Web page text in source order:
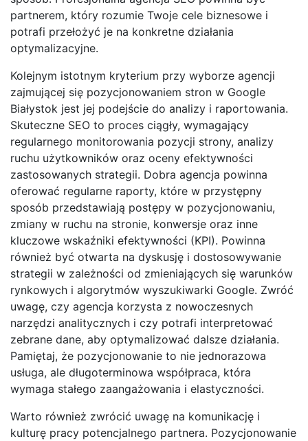
partnerem, który rozumie Twoje cele biznesowe i
potrafi przełożyć je na konkretne działania
optymalizacyjne.
Kolejnym istotnym kryterium przy wyborze agencji
zajmującej się pozycjonowaniem stron w Google
Białystok jest jej podejście do analizy i raportowania.
Skuteczne SEO to proces ciągły, wymagający
regularnego monitorowania pozycji strony, analizy
ruchu użytkowników oraz oceny efektywności
zastosowanych strategii. Dobra agencja powinna
oferować regularne raporty, które w przystępny
sposób przedstawiają postępy w pozycjonowaniu,
zmiany w ruchu na stronie, konwersje oraz inne
kluczowe wskaźniki efektywności (KPI). Powinna
również być otwarta na dyskusję i dostosowywanie
strategii w zależności od zmieniających się warunków
rynkowych i algorytmów wyszukiwarki Google. Zwróć
uwagę, czy agencja korzysta z nowoczesnych
narzędzi analitycznych i czy potrafi interpretować
zebrane dane, aby optymalizować dalsze działania.
Pamiętaj, że pozycjonowanie to nie jednorazowa
usługa, ale długoterminowa współpraca, która
wymaga stałego zaangażowania i elastyczności.
Warto również zwrócić uwagę na komunikację i
kulturę pracy potencjalnego partnera. Pozycjonowanie